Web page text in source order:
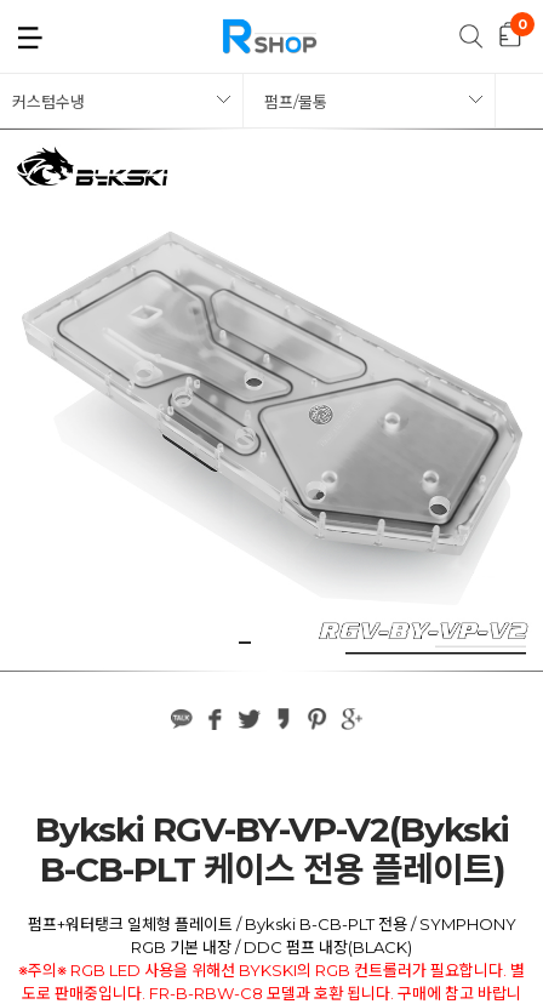
커스텀수냉 펌프/물통
Bykski RGV-BY-VP-V2(Bykski
B-CB-PLT 케이스 전용 플레이트)
펌프+워터탱크 일체형 플레이트 / Bykski B-CB-PLT 전용 / SYMPHONY
RGB 기본 내장 / DDC 펌프 내장(BLACK)
※주의※ RGB LED 사용을 위해선 BYKSKI의 RGB 컨트롤러가 필요합니다. 별
도로 판매중입니다. FR-B-RBW-C8 모델과 호환 됩니다. 구매에 참고 바랍니